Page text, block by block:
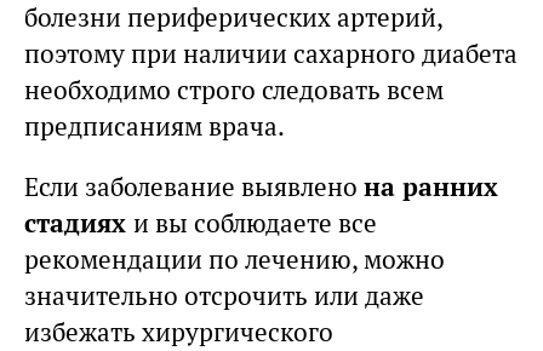
болезни периферических артерий,
поэтому при наличии сахарного диабета
необходимо строго следовать всем
предписаниям врача.
Если заболевание выявлено на ранних
стадиях и вы соблюдаете все
рекомендации по лечению, можно
значительно отсрочить или даже
избежать хирургического